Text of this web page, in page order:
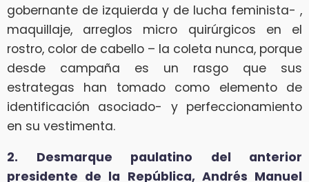
gobernante de izquierda y de lucha feminista- ,
maquillaje, arreglos micro quirúrgicos en el
rostro, color de cabello – la coleta nunca, porque
desde campaña es un rasgo que sus
estrategas han tomado como elemento de
identificación asociado- y perfeccionamiento
en su vestimenta.
2. Desmarque paulatino del anterior
presidente de la República, Andrés Manuel